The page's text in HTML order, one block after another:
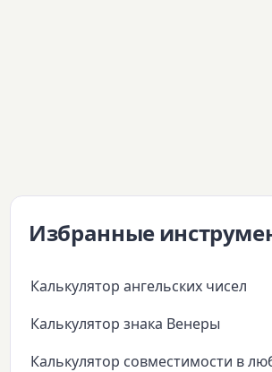
Избранные
Калькулятор ангельских чисел
Калькулятор знака Венеры
Калькулятор совместимости в